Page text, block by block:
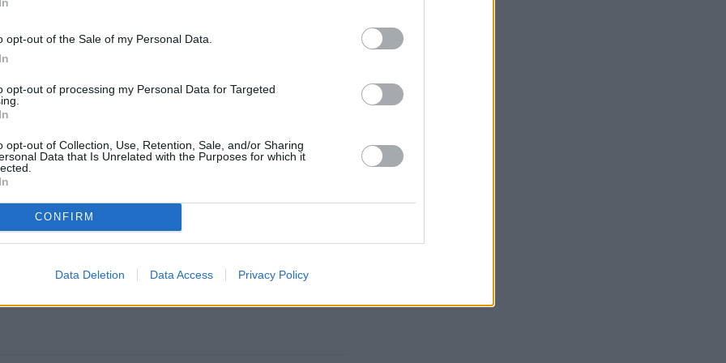
opt-out of the Sale of my Personal Data.
opt-out of processing my Personal Data for Targeted
opt-out of Collection, Use, Retention, Sale, and/or Sharing
Data that Is Unrelated with the Purposes for which it
CONFIRM
Data Deletion Data Access Privacy Policy
się konferencja Apple, na której
zaprezentowany zostanie nowy model
– iPhone 5. Śledź ją razem z nami.
20:20
telefon na rynku? Testujemy One X,
model marki HTC
mierzy wysoko – chce pobić Samsunga i